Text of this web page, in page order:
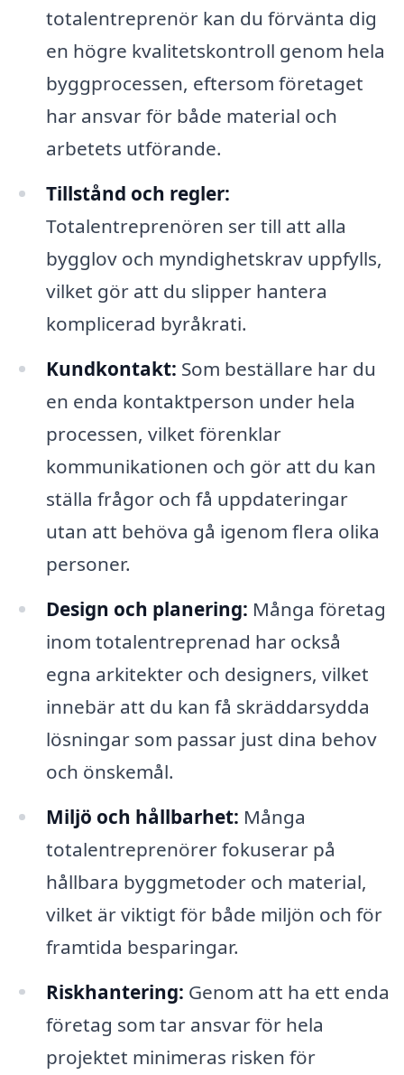
totalentreprenör kan du förvänta dig
en högre kvalitetskontroll genom hela
byggprocessen, eftersom företaget
har ansvar för både material och
arbetets utförande.
Tillstånd och regler:
Totalentreprenören ser till att alla
bygglov och myndighetskrav uppfylls,
vilket gör att du slipper hantera
komplicerad byråkrati.
Kundkontakt: Som beställare har du
en enda kontaktperson under hela
processen, vilket förenklar
kommunikationen och gör att du kan
ställa frågor och få uppdateringar
utan att behöva gå igenom flera olika
personer.
Design och planering: Många företag
inom totalentreprenad har också
egna arkitekter och designers, vilket
innebär att du kan få skräddarsydda
lösningar som passar just dina behov
och önskemål.
Miljö och hållbarhet: Många
totalentreprenörer fokuserar på
hållbara byggmetoder och material,
vilket är viktigt för både miljön och för
framtida besparingar.
Riskhantering: Genom att ha ett enda
företag som tar ansvar för hela
projektet minimeras risken för